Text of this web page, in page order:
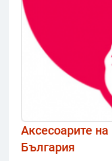
Аксесоарите
България